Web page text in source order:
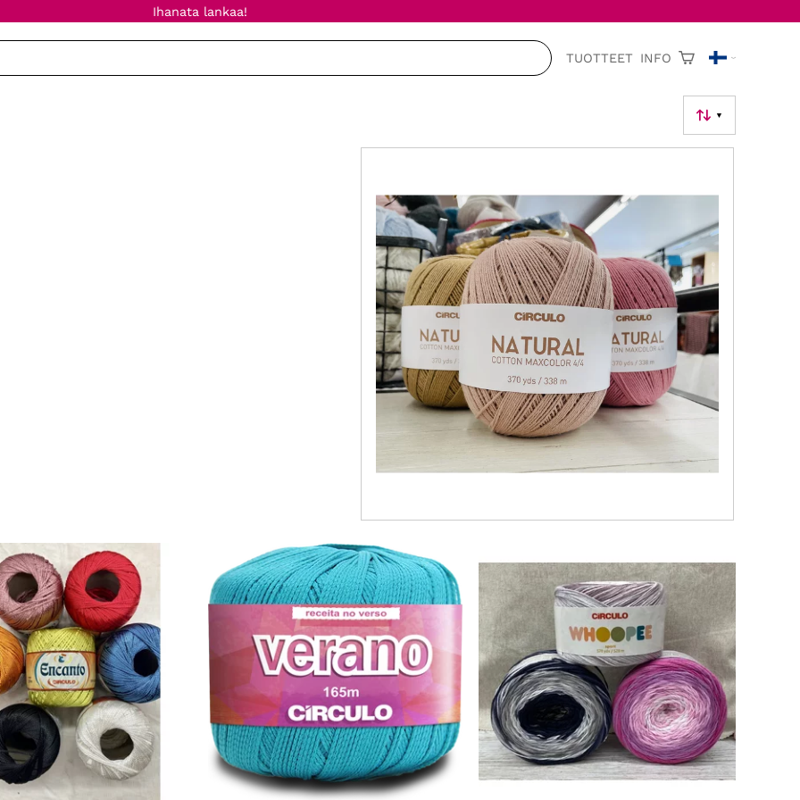
Ihanata lankaa!
TUOTTEET INFO
▼